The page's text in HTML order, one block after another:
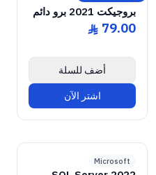
بروجيكت 2021 برو دائم
ê 79.00
أضف للسلة
اشتر الآن
GENUINE SOFTWARE
LICENSE
SQL Server
2022 Enterprise
Windows • 1 Device • Lifetime
Microsoft